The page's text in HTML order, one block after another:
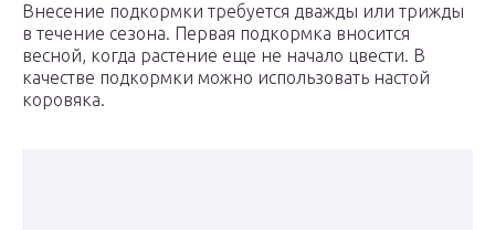
Внесение подкормки требуется дважды или трижды
в течение сезона. Первая подкормка вносится
весной, когда растение еще не начало цвести. В
качестве подкормки можно использовать настой
коровяка.